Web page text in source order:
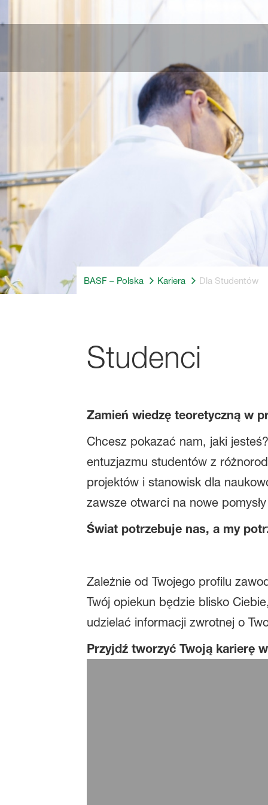
BASF – Polska Kariera Dla Studentów
Studenci
Zamień wiedzę teoretyczną w
Chcesz pokazać nam, jaki
entuzjazmu studentów z
projektów i stanowisk dla
zawsze otwarci na nowe
Świat potrzebuje nas, a my
Zależnie od Twojego profilu
Twój opiekun będzie blisko
udzielać informacji zwrotnej o
Przyjdź tworzyć Twoją karierę